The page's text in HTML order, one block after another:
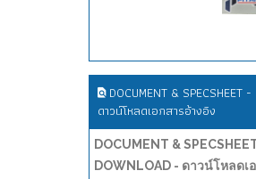
DOCUMENT & SPECSHEET -
ดาวน์โหลดเอกสารอ้างอิง
DOCUMENT &
DOWNLOAD - ดาวน์โหลดเ